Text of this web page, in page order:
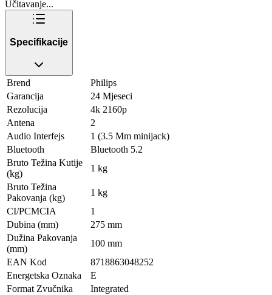
Učitavanje...
Specifikacije
Brend
Philips
Garancija
24 Mjeseci
Rezolucija
4k 2160p
Antena
2
Audio Interfejs
1 (3.5 Mm minijack)
Bluetooth
Bluetooth 5.2
Bruto Težina Kutije
(kg)
1 kg
Bruto Težina
Pakovanja (kg)
1 kg
CI/PCMCIA
1
Dubina (mm)
275 mm
Dužina Pakovanja
(mm)
100 mm
EAN Kod
8718863048252
Energetska Oznaka
E
Format Zvučnika
Integrated